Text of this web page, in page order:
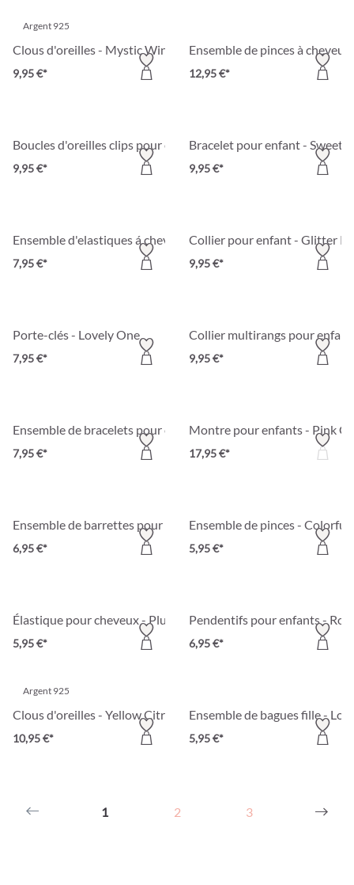
Argent 925
Clous d'oreilles - Mystic Wings
9,95 €*
Ensemble de pinces à
12,95 €*
Boucles d'oreilles clips pour enfant - Magic Cutie
9,95 €*
Bracelet pour enfant - Sweet
9,95 €*
Ensemble d'elastiques á cheveux pour enfant - Happy Flowers
7,95 €*
Collier pour enfant - Glitter
9,95 €*
Porte-clés - Lovely One
7,95 €*
Collier multirangs pour enfant
9,95 €*
Ensemble de bracelets pour enfant - Pastel Trio
7,95 €*
Montre pour enfants - Pink
17,95 €*
Ensemble de barrettes pour enfant - Soft Meadow
6,95 €*
Ensemble de pinces - Colorful
5,95 €*
Élastique pour cheveux - Plushy Pink
5,95 €*
Pendentifs pour enfants -
6,95 €*
Argent 925
Clous d'oreilles - Yellow Citrus
10,95 €*
Ensemble de bagues fille -
5,95 €*
1 2 3